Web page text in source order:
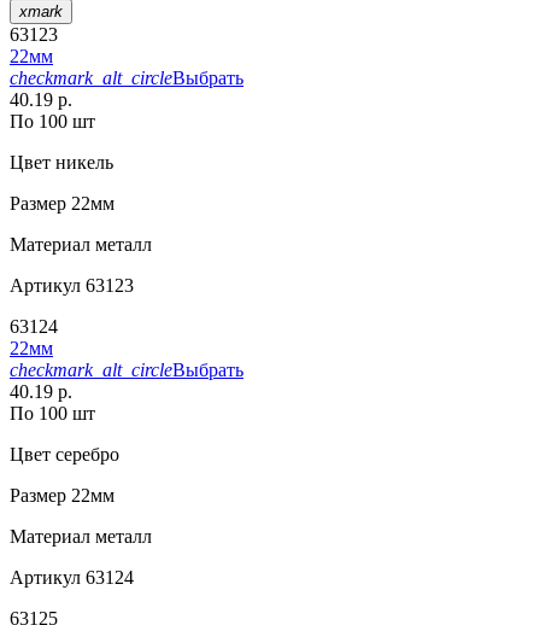
xmark
63123
22мм
checkmark_alt_circleВыбрать
40.19 р.
По 100 шт
Цвет никель
Размер 22мм
Материал металл
Артикул 63123
63124
22мм
checkmark_alt_circleВыбрать
40.19 р.
По 100 шт
Цвет серебро
Размер 22мм
Материал металл
Артикул 63124
63125